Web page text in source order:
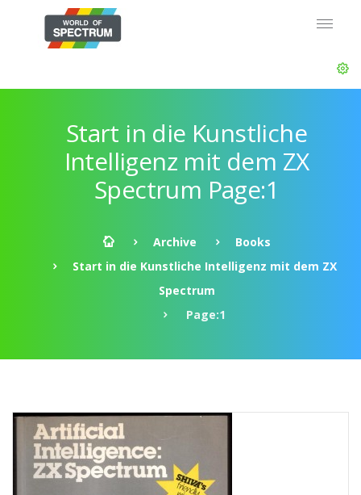
Start in die Kunstliche
Intelligenz mit dem ZX
Spectrum Page:1
Archive
Books
Start in die Kunstliche Intelligenz mit dem ZX
Spectrum
Page:1